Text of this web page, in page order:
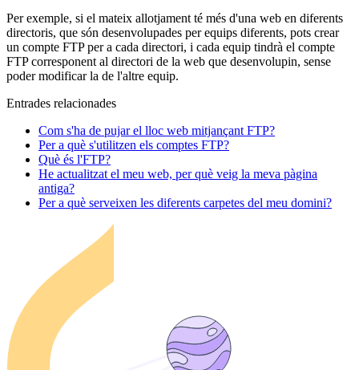
Per exemple, si el mateix allotjament té més d'una web en diferents
directoris, que són desenvolupades per equips diferents, pots crear
un compte FTP per a cada directori, i cada equip tindrà el compte
FTP corresponent al directori de la web que desenvolupin, sense
poder modificar la de l'altre equip.
Entrades relacionades
Com s'ha de pujar el lloc web mitjançant FTP?
Per a què s'utilitzen els comptes FTP?
Què és l'FTP?
He actualitzat el meu web, per què veig la meva pàgina
antiga?
Per a què serveixen les diferents carpetes del meu domini?